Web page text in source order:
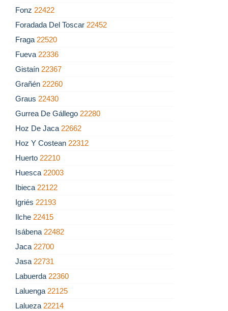
Fonz 22422
Foradada Del Toscar 22452
Fraga 22520
Fueva 22336
Gistaín 22367
Grañén 22260
Graus 22430
Gurrea De Gállego 22280
Hoz De Jaca 22662
Hoz Y Costean 22312
Huerto 22210
Huesca 22003
Ibieca 22122
Igriés 22193
Ilche 22415
Isábena 22482
Jaca 22700
Jasa 22731
Labuerda 22360
Laluenga 22125
Lalueza 22214